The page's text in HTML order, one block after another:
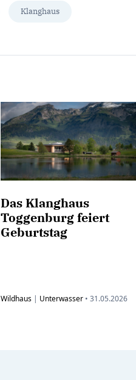
Klanghaus
Das Klanghaus
Toggenburg feiert
Geburtstag
Wildhaus | Unterwasser • 31.05.2026